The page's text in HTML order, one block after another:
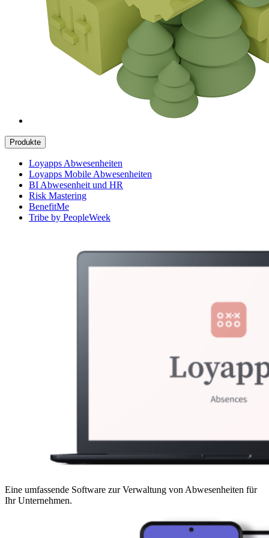
Produkte
Loyapps Abwesenheiten
Loyapps Mobile Abwesenheiten
BI Abwesenheit und HR
Risk Mastering
BenefitMe
Tribe by PeopleWeek
Eine umfassende Software zur Verwaltung von Abwesenheiten für
Ihr Unternehmen.